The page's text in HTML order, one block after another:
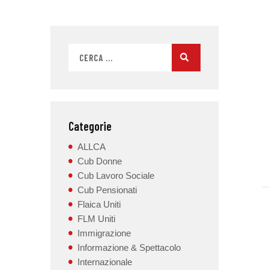
Categorie
ALLCA
Cub Donne
Cub Lavoro Sociale
Cub Pensionati
Flaica Uniti
FLM Uniti
Immigrazione
Informazione & Spettacolo
Internazionale